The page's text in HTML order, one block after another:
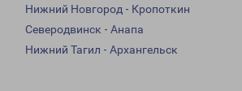
Нижний Новгород - Кропоткин
Северодвинск - Анапа
Нижний Тагил - Архангельск